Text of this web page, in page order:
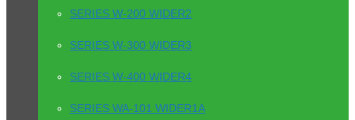
SERIES W-200 WIDER2
SERIES W-300 WIDER3
SERIES W-400 WIDER4
SERIES WA-101 WIDER1A